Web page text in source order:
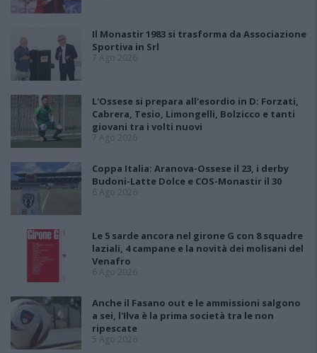
Il Monastir 1983 si trasforma da Associazione
Sportiva in Srl
7 Ago 2026
L'Ossese si prepara all'esordio in D: Forzati,
Cabrera, Tesio, Limongelli, Bolzicco e tanti
giovani tra i volti nuovi
7 Ago 2026
Coppa Italia: Aranova-Ossese il 23, i derby
Budoni-Latte Dolce e COS-Monastir il 30
6 Ago 2026
Le 5 sarde ancora nel girone G con 8 squadre
laziali, 4 campane e la novità dei molisani del
Venafro
6 Ago 2026
Anche il Fasano out e le ammissioni salgono
a sei, l'Ilva è la prima società tra le non
ripescate
5 Ago 2026